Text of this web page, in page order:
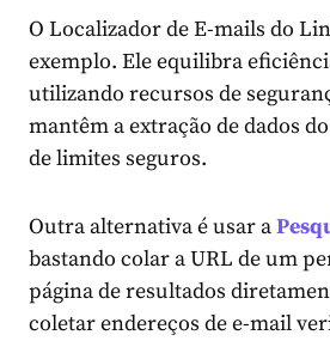
O Localizador de E-mails do
exemplo. Ele equilibra
utilizando recursos de
mantêm a extração de dados
de limites seguros.
Outra alternativa é usar a
bastando colar a URL de um
página de resultados
coletar endereços de e-mail